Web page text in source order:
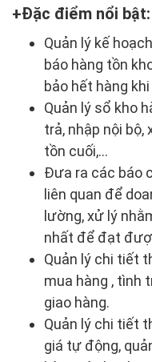
Đặc điểm nổi bật:
Quản lý kế
báo hàng tồn
bảo hết hàng
Quản lý sổ kho
trả, nhập nội bộ,
tồn cuối,...
Đưa ra các báo
liên quan để
lường, xử lý
nhất để đạt
Quản lý chi tiết
mua hàng , tình
giao hàng.
Quản lý chi tiết
giá tự động,